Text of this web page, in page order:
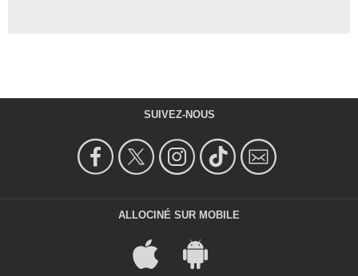
SUIVEZ-NOUS
ALLOCINÉ SUR MOBILE